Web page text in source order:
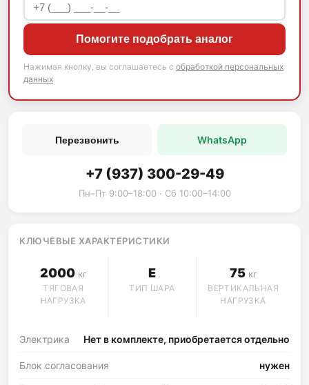
КЛЮЧЕВЫЕ ХАРАКТЕРИСТИКИ
2000кг
ТЯГОВАЯ
НАГРУЗКА
E
ТИП ШАРА
75кг
ВЕРТИКАЛЬНАЯ
НАГРУЗКА
Электрика Нет в комплекте, приобретается отдельно
Блок согласования нужен
Помогите подобрать аналог
Нажимая кнопку, вы соглашаетесь с обработкой персональных
данных
Перезвонить WhatsApp
+7 (937) 300-29-49
Пн–Пт 9:00–18:00 · Сб 10:00–14:00